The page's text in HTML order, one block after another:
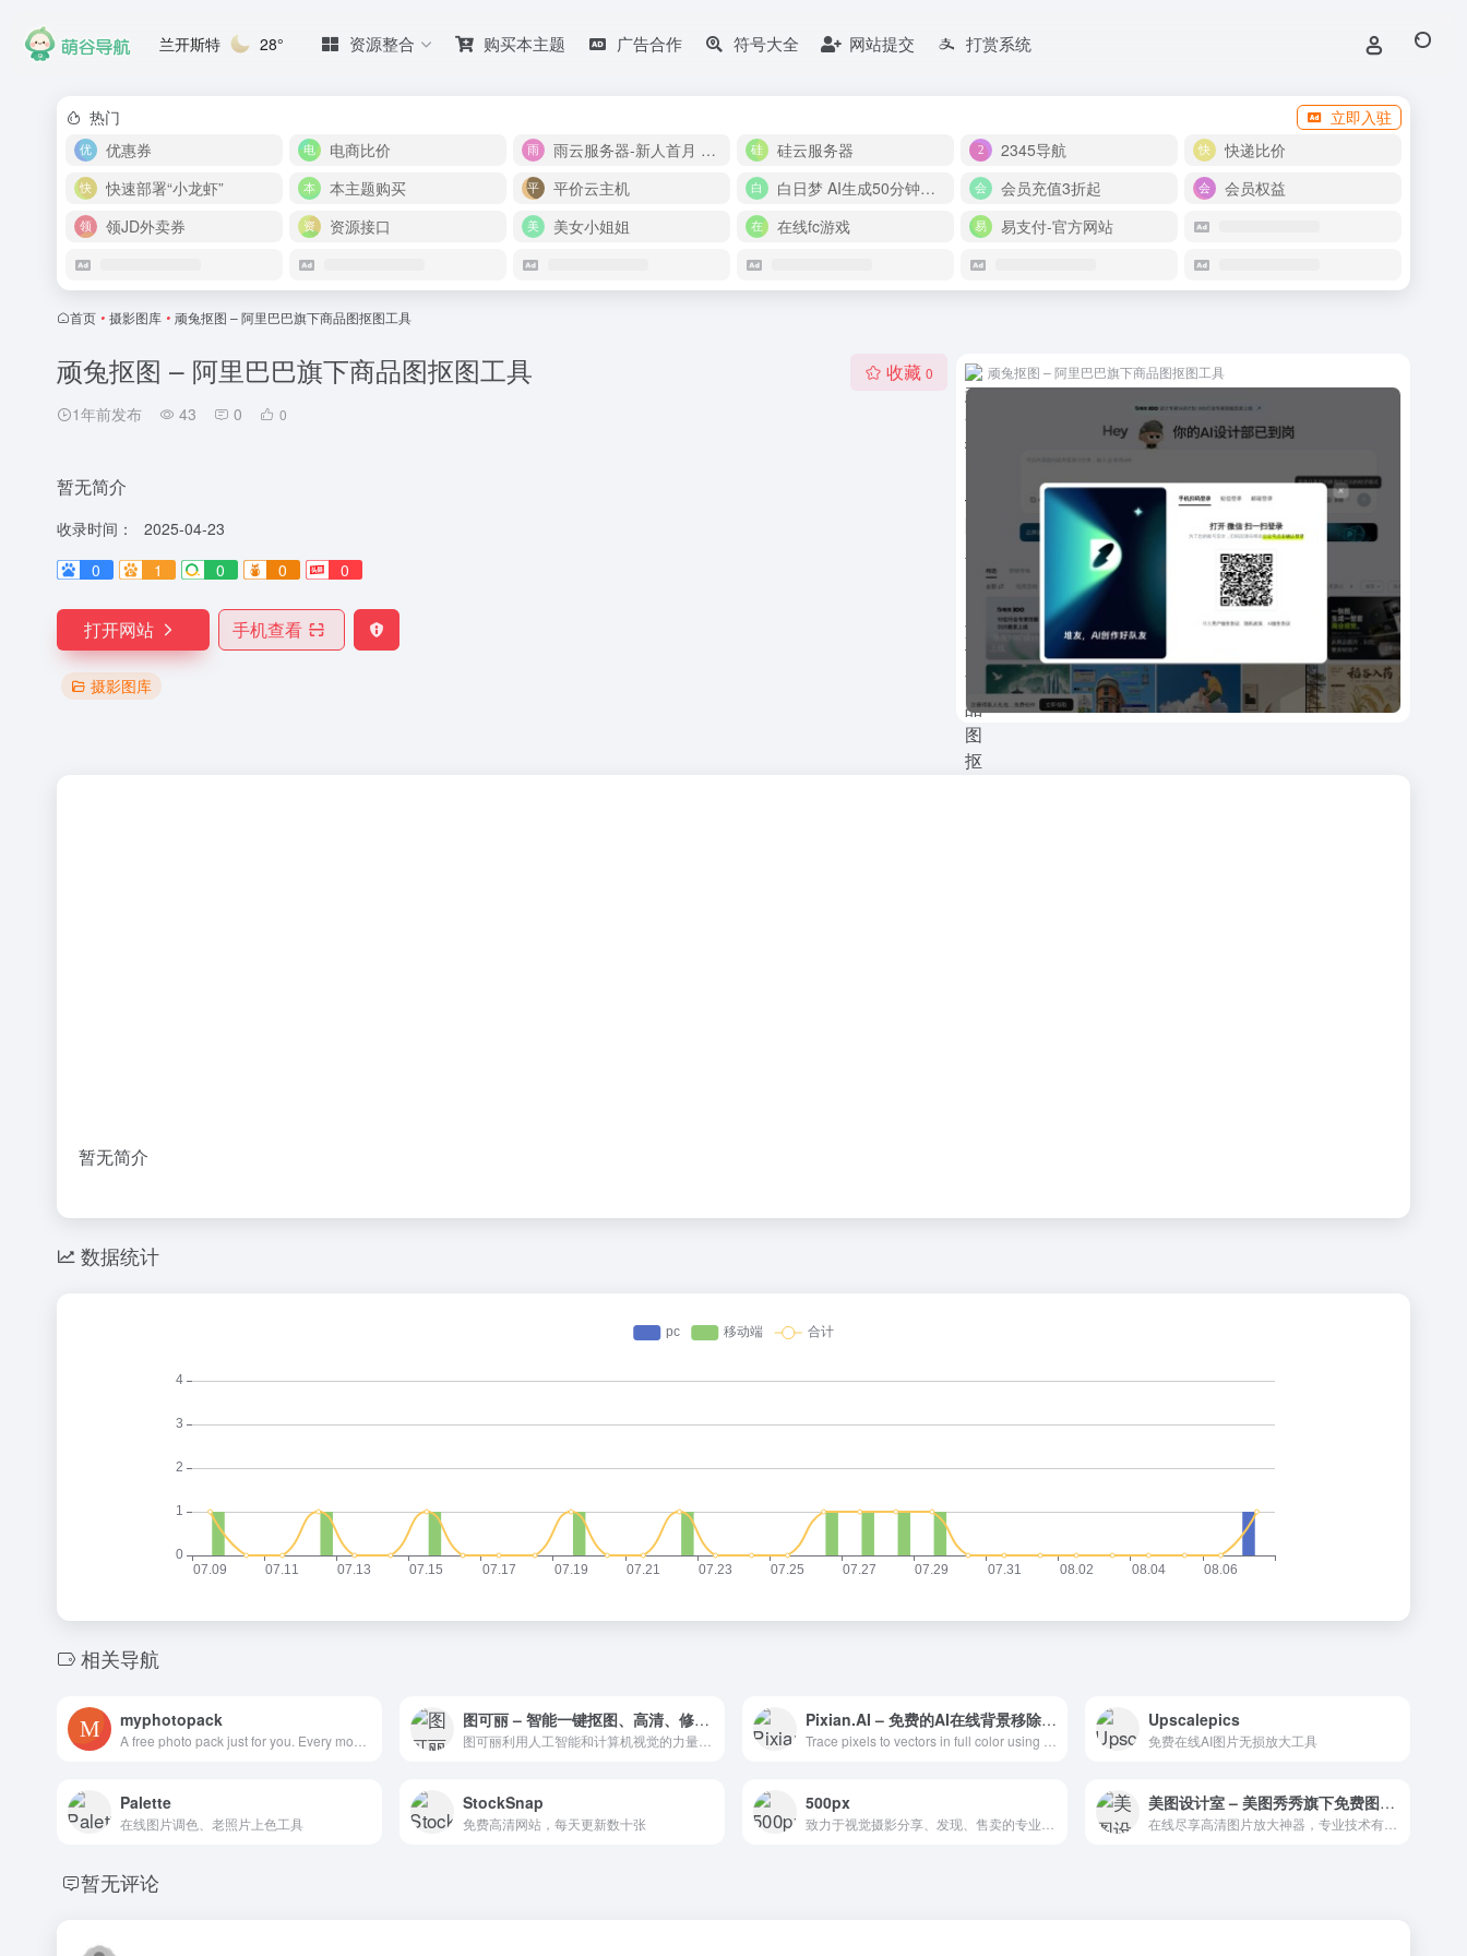
兰开斯特 28° 资源整合 购买本主题 广告合作 符号大全 网站提交 打赏系统
热门
立即入驻
优惠券
电商比价 雨云服务器-新人首月 5 折 硅云服务器 2345导航
快递比价
快速部署“小龙虾”
本主题购买 平价云主机 白日梦 AI生成50分钟视频 会员充值3折起
会员权益
领JD外卖券
资源接口 美女小姐姐 在线fc游戏 易支付-官方网站
首页 • 摄影图库 • 顽兔抠图 – 阿里巴巴旗下商品图抠图工具
顽兔抠图 – 阿里巴巴旗下商品图抠图工具
1年前发布 43 0 0
收藏 0
暂无简介
收录时间：
2025-04-23
0
1 0 0 0
打开网站 手机查看
摄影图库
顽兔抠图 – 阿里巴巴旗下商品图抠图工具
暂无简介
数据统计
相关导航
myphotopack 图可丽 – 智能一键抠图、高清、修复、转卡通 Pixian.AI – 免费的AI在线背景移除工具 Upscalepics
免费在线AI图片无损放大工具
Palette
在线图片调色、老照片上色工具
StockSnap
免费高清网站，每天更新数十张
500px 美图设计室 – 美图秀秀旗下免费图片尺寸修改、放大工具
暂无评论